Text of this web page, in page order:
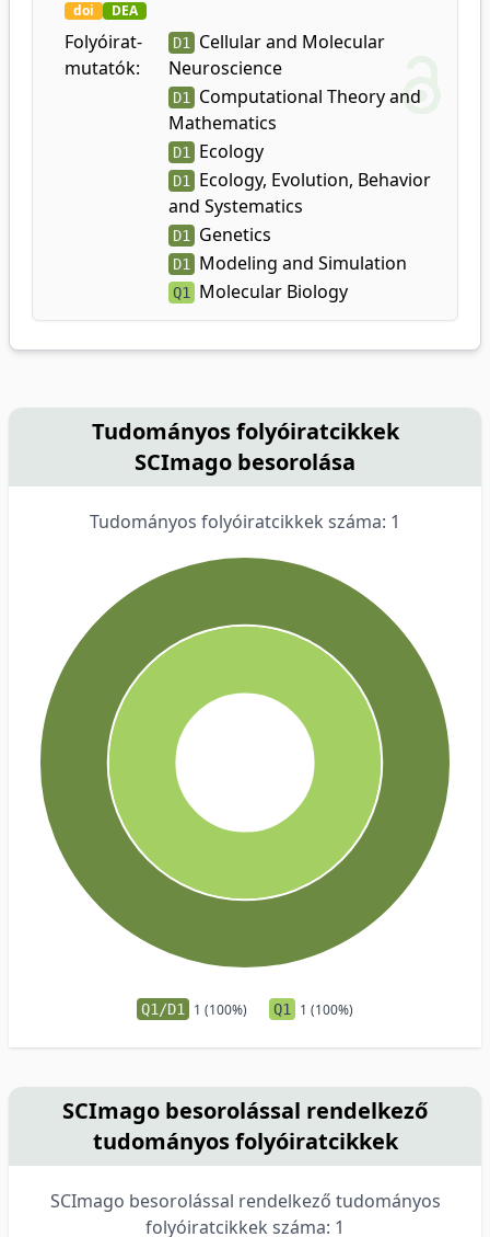
doi DEA
Folyóirat-
mutatók:
D1 Cellular and Molecular
Neuroscience
D1 Computational Theory and
Mathematics
D1 Ecology
D1 Ecology, Evolution, Behavior
and Systematics
D1 Genetics
D1 Modeling and Simulation
Q1 Molecular Biology
Tudományos folyóiratcikkek
SCImago besorolása
Tudományos folyóiratcikkek száma: 1
Q1/D1 1 (100%) Q1 1 (100%)
SCImago besorolással rendelkező
tudományos folyóiratcikkek
SCImago besorolással rendelkező tudományos
folyóiratcikkek száma: 1